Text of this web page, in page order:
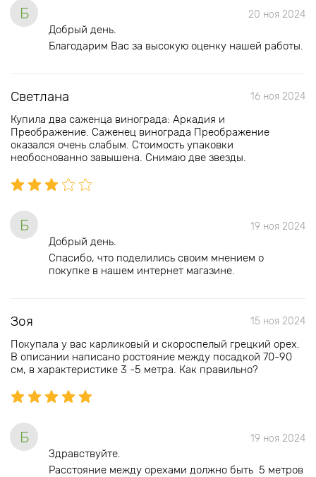
Б 20 ноя 2024
Добрый день.
Благодарим Вас за высокую оценку нашей работы.
Светлана 16 ноя 2024
Купила два саженца винограда: Аркадия и
Преображение. Саженец винограда Преображение
оказался очень слабым. Стоимость упаковки
необоснованно завышена. Снимаю две звезды.
Б 19 ноя 2024
Добрый день.
Спасибо, что поделились своим мнением о
покупке в нашем интернет магазине.
Зоя 15 ноя 2024
Покупала у вас карликовый и скороспелый грецкий орех.
В описании написано ростояние между посадкой 70-90
см, в характеристике 3 -5 метра. Как правильно?
Б 19 ноя 2024
Здравствуйте.
Расстояние между орехами должно быть 5 метров